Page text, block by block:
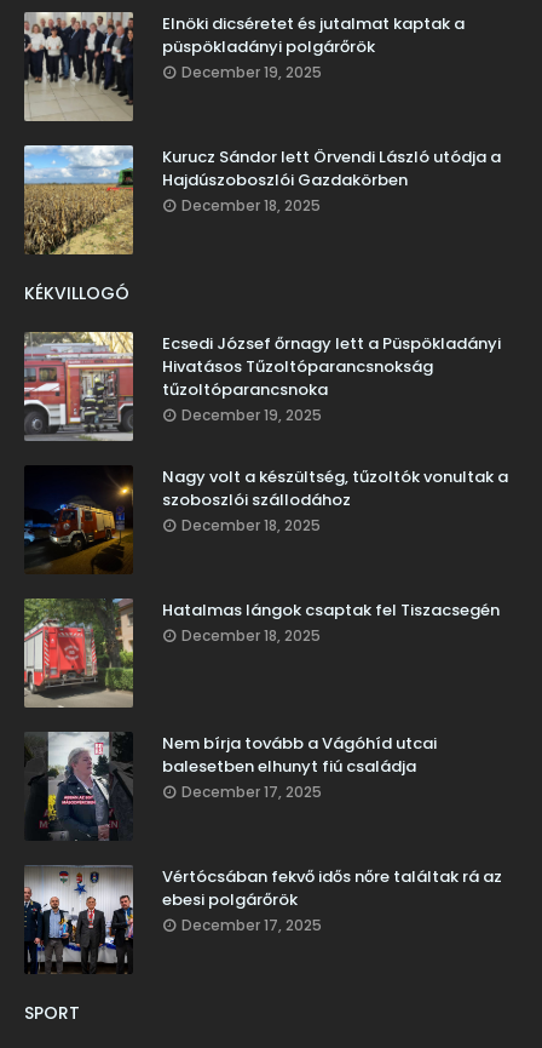
Elnöki dicséretet és jutalmat kaptak a
püspökladányi polgárőrök
December 19, 2025
Kurucz Sándor lett Örvendi László utódja a
Hajdúszoboszlói Gazdakörben
December 18, 2025
KÉKVILLOGÓ
Ecsedi József őrnagy lett a Püspökladányi
Hivatásos Tűzoltóparancsnokság
tűzoltóparancsnoka
December 19, 2025
Nagy volt a készültség, tűzoltók vonultak a
szoboszlói szállodához
December 18, 2025
Hatalmas lángok csaptak fel Tiszacsegén
December 18, 2025
Nem bírja tovább a Vágóhíd utcai
balesetben elhunyt fiú családja
December 17, 2025
Vértócsában fekvő idős nőre találtak rá az
ebesi polgárőrök
December 17, 2025
SPORT